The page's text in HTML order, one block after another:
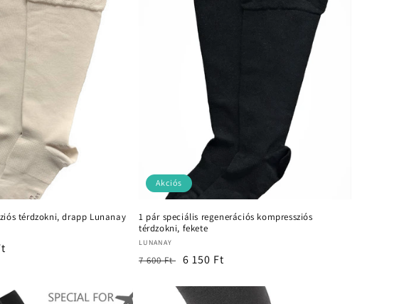
térdzokni, drapp Lunanay
Akciós
1 pár speciális regenerációs kompressziós
térdzokni, fekete
Forgalmazó:
LUNANAY
Normál
7 600 Ft Akciós
6 150 Ft